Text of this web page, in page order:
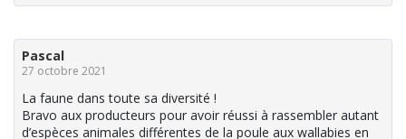
Pascal
27 octobre 2021
La faune dans toute sa diversité !
Bravo aux producteurs pour avoir réussi à rassembler autant
d’espèces animales différentes de la poule aux wallabies en